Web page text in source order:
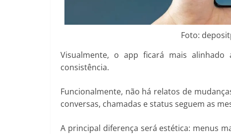
Foto:
Visualmente, o app ficará mais
consistência.
Funcionalmente, não há relatos de
conversas, chamadas e status seguem as
A principal diferença será estética: menus